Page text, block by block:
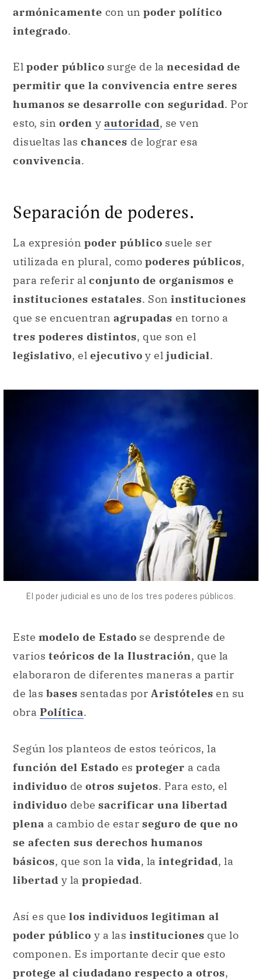
armónicamente con un poder político
integrado.
El poder público surge de la necesidad de
permitir que la convivencia entre seres
humanos se desarrolle con seguridad. Por
esto, sin orden y autoridad, se ven
disueltas las chances de lograr esa
convivencia.
Separación de poderes.
La expresión poder público suele ser
utilizada en plural, como poderes públicos,
para referir al conjunto de organismos e
instituciones estatales. Son instituciones
que se encuentran agrupadas en torno a
tres poderes distintos, que son el
legislativo, el ejecutivo y el judicial.
El poder judicial es uno de los tres poderes públicos.
Este modelo de Estado se desprende de
varios teóricos de la Ilustración, que la
elaboraron de diferentes maneras a partir
de las bases sentadas por Aristóteles en su
obra Política.
Según los planteos de estos teóricos, la
función del Estado es proteger a cada
individuo de otros sujetos. Para esto, el
individuo debe sacrificar una libertad
plena a cambio de estar seguro de que no
se afecten sus derechos humanos
básicos, que son la vida, la integridad, la
libertad y la propiedad.
Así es que los individuos legitiman al
poder público y a las instituciones que lo
componen. Es importante decir que esto
protege al ciudadano respecto a otros,